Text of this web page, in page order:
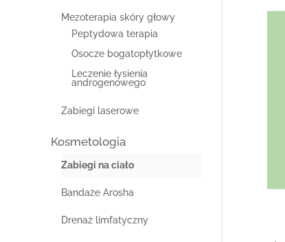
Mezoterapia skóry głowy
Peptydowa terapia
Osocze bogatopłytkowe
Leczenie łysienia
androgenowego
Zabiegi laserowe
Kosmetologia
Zabiegi na ciało
Bandaże Arosha
Drenaż limfatyczny